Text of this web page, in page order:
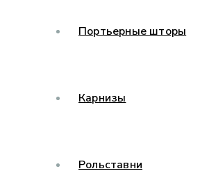
Портьерные шторы
Карнизы
Рольставни